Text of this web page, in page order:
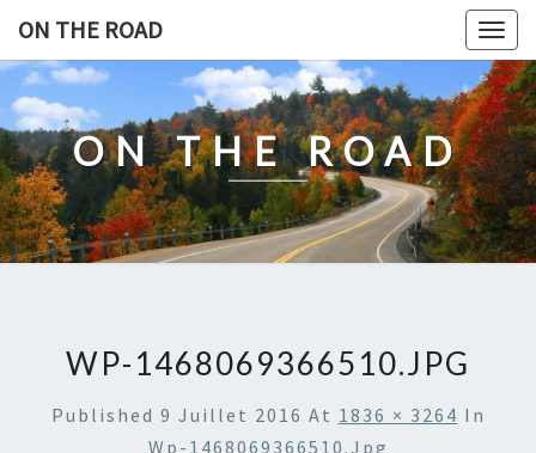
content
ON THE ROAD
ON THE ROAD
WP-1468069366510.JPG
Published 9 Juillet 2016 At 1836 × 3264 In
Wp-1468069366510.jpg